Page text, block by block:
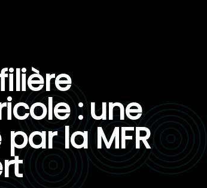
: une
la MFR